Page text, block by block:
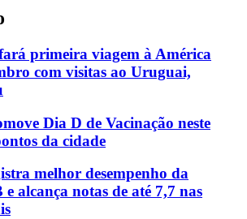
primeira viagem à América
com visitas ao Uruguai,
Dia D de Vacinação neste
da cidade
melhor desempenho da
alcança notas de até 7,7 nas